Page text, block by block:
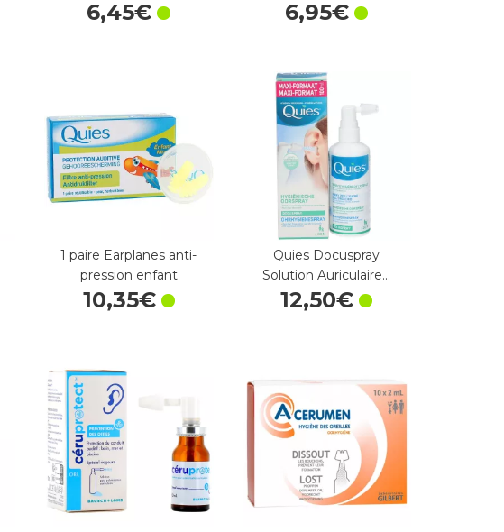
6,45€ 6,95€
1 paire Earplanes anti-
pression enfant
10,35€
Quies Docuspray
Solution Auriculaire…
12,50€